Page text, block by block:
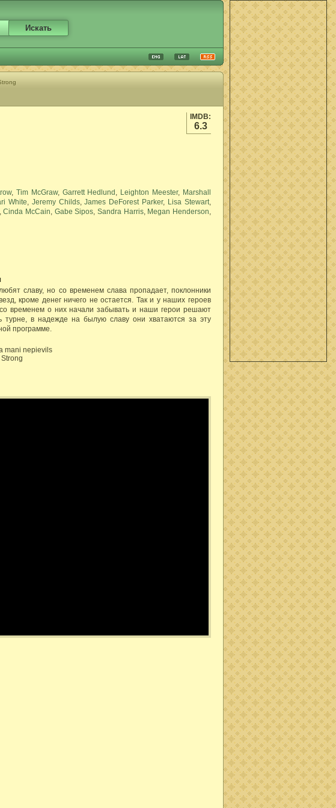
IMDB:
6.3
, Tim McGraw, Garrett Hedlund , Leighton Meester, Marshall
White, Jeremy Childs,James DeForest Parker, Lisa Stewart,
,Cinda McCain, Gabe Sipos,Sandra Harris, Megan Henderson,
славу, но со временем слава пропадает, поклонники
кроме денег ничего не остается. Так и у наших героев
временем о них начали забывать и наши герои решают
турне, в надежде на былую славу они хватаются за эту
программе.
mani nepievils